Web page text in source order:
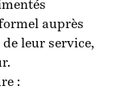
auprès
leur service,
: